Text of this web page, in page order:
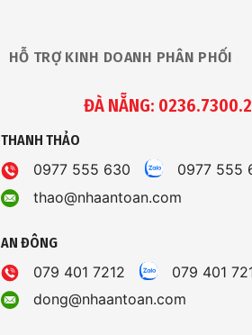
HỖ TRỢ KINH DOANH PHÂN PHỐI
ĐÀ NẴNG:
THANH THẢO
0977 555 630
0977 555
thao@nhaantoan.com
AN ĐÔNG
079 401 7212
079 401
dong@nhaantoan.com